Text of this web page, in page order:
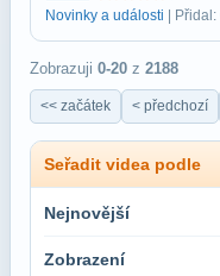
Novinky a události | Přidal:
Zobrazuji 0-20 z 2188
<< začátek < předchozí
Seřadit videa podle
Nejnovější
Zobrazení